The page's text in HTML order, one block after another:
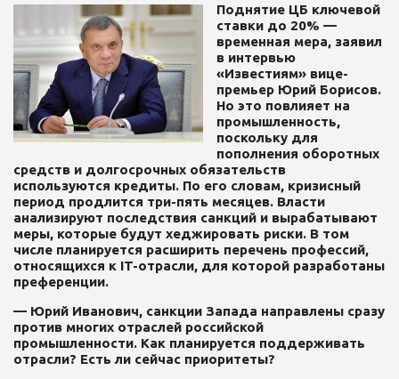
Поднятие ЦБ ключевой
ставки до 20% —
временная мера, заявил
в интервью
«Известиям» вице-
премьер Юрий Борисов.
Но это повлияет на
промышленность,
поскольку для
пополнения оборотных
средств и долгосрочных обязательств
используются кредиты. По его словам, кризисный
период продлится три-пять месяцев. Власти
анализируют последствия санкций и вырабатывают
меры, которые будут хеджировать риски. В том
числе планируется расширить перечень профессий,
относящихся к IT-отрасли, для которой разработаны
преференции.
— Юрий Иванович, санкции Запада направлены сразу
против многих отраслей российской
промышленности. Как планируется поддерживать
отрасли? Есть ли сейчас приоритеты?